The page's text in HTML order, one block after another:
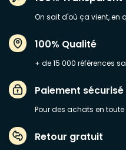
On sait d'où ça vient, en
100% Qualité
+ de 15 000 références
Paiement sécurisé
Pour des achats en
Retour gratuit